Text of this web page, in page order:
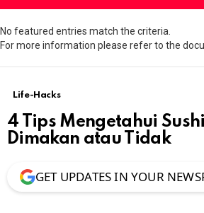
No featured entries match the criteria.
For more information please refer to the
Life-Hacks
4 Tips Mengetahui
Dimakan atau Tidak
GET UPDATES IN YOUR